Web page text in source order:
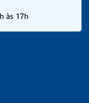
às 17h